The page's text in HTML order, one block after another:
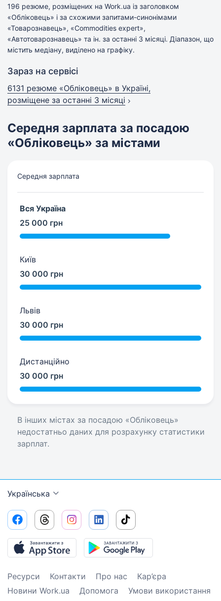
196 резюме, розміщених на Work.ua із заголовком
«Обліковець» і за схожими запитами-синонімами
«Товарознавець», «Commodities expert»,
«Автотоварознавець» та ін. за останні 3 місяці. Діапазон, що
містить медіану, виділено на графіку.
Зараз на сервісі
6131 резюме «Обліковець» в Україні,
розміщене за останні 3 місяці
Середня зарплата за посадою
«Обліковець» за містами
Середня зарплата
Вся Україна
25 000 грн
Київ
30 000 грн
Львів
30 000 грн
Дистанційно
30 000 грн
В інших містах за посадою «Обліковець»
недостатньо даних для розрахунку статистики
зарплат.
Українська
Ресурси Контакти Про нас
Кар’єра
Новини Work.ua
Допомога Умови використання